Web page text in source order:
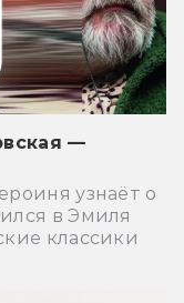
—
узнаёт о
в Эмиля
классики